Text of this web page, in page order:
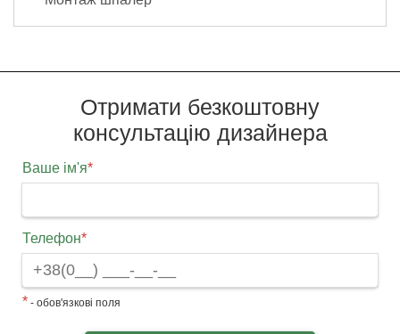
Отримати безкоштовну
консультацію дизайнера
Ваше ім'я*
Телефон*
* - обов'язкові поля